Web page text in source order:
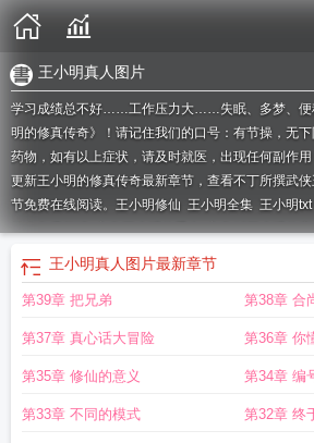
王小明真人图片
学习成绩总不好……工作压力大……失眠、多梦、
明的修真传奇》！请记住我们的口号：有节操，无
药物，如有以上症状，请及时就医，出现任何副作
更新王小明的修真传奇最新章节，查看不丁所撰武
节免费在线阅读。 王小明修仙 王小明全集 王小明txt
传奇免费阅读主角王小明的重生主角叫王小明的
角叫王小明的
主角叫王小修的 穿越王小明
图片
明的都市 王小明的修真传奇在线观看 主角叫王小
小明的 王小虎的修真主角叫王小明的异界 主角
王小明真人图片最新章节
第39章 把兄弟 第38章 合
第37章 真心话大冒险 第36章 你
第35章 修仙的意义 第34章 编
第33章 不同的模式 第32章 终